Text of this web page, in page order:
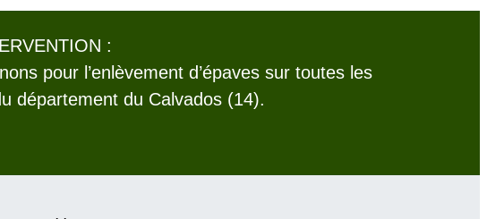
:
pour l’enlèvement d’épaves sur toutes les
département du Calvados (14).